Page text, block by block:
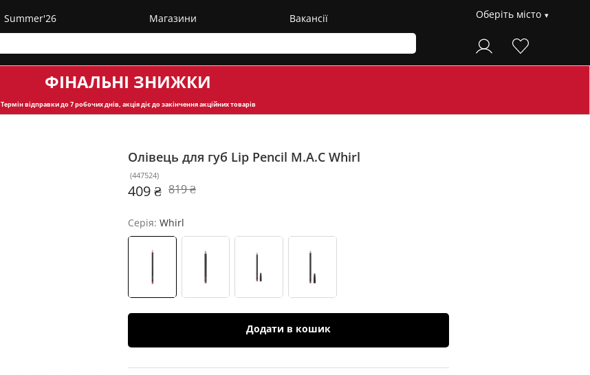
Summer'26 Магазини Вакансії Оберіть місто
ФІНАЛЬНІ ЗНИЖКИ
Термін відправкидо 7 робочих днів, акція діє до закінчення акційних товарів
Олівець для губ Lip Pencil M.A.C Whirl
(447524)
409 ₴ 819 ₴
Серія: Whirl
Додати в кошик